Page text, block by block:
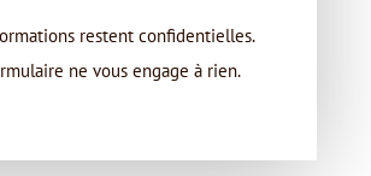
restent confidentielles.
ne vous engage à rien.